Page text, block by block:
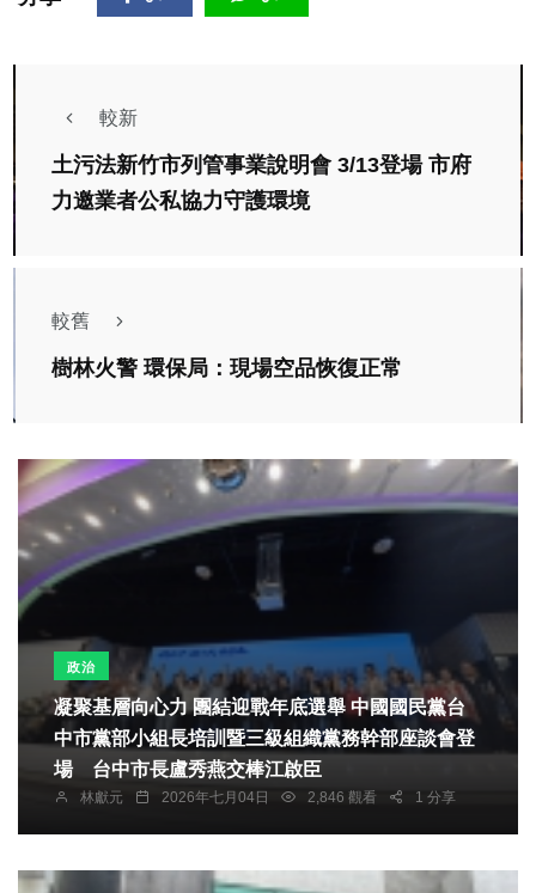
較新
土污法新竹市列管事業說明會 3/13登場 市府
力邀業者公私協力守護環境
較舊
樹林火警 環保局：現場空品恢復正常
政治
凝聚基層向心力 團結迎戰年底選舉 中國國民黨台
中市黨部小組長培訓暨三級組織黨務幹部座談會登
場 台中市長盧秀燕交棒江啟臣
林獻元 2026年七月04日 2,846 觀看 1 分享